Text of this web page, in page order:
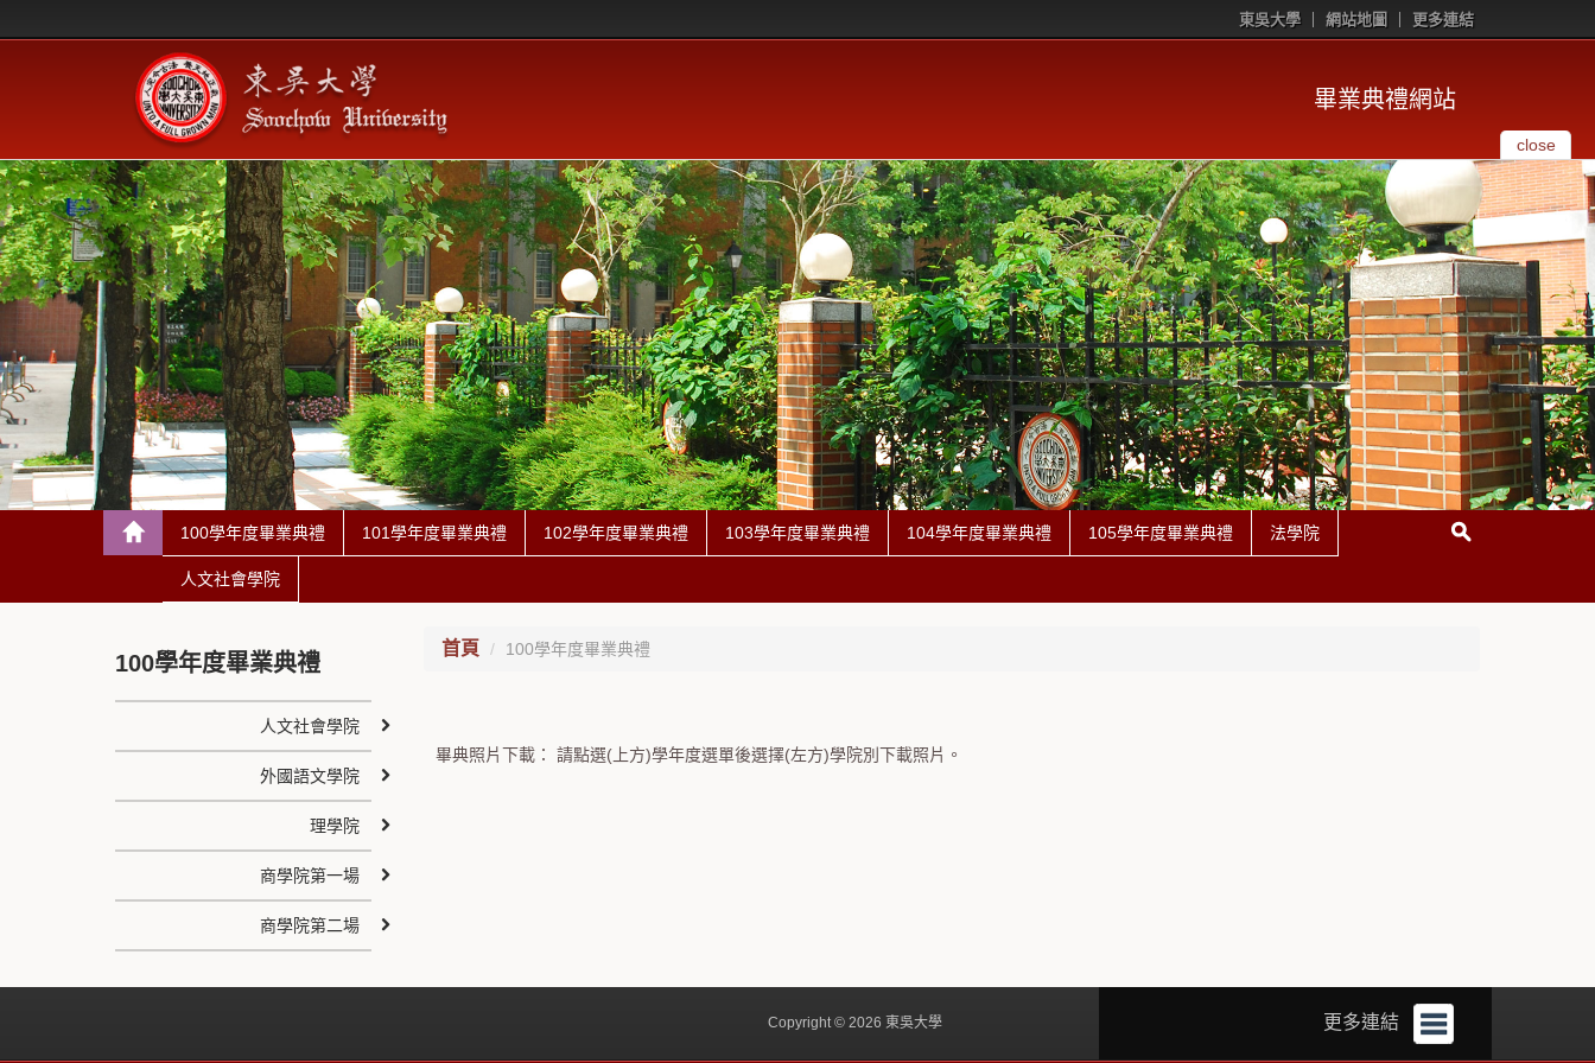
東吳大學 網站地圖 更多連結
畢業典禮網站
close
100學年度畢業典禮 101學年度畢業典禮 102學年度畢業典禮 103學年度畢業典禮 104學年度畢業典禮 105學年度畢業典禮 法學院
人文社會學院
首頁 100學年度畢業典禮
畢典照片下載： 請點選(上方)學年度選單後選擇(左方)學院別下載照片。
100學年度畢業典禮
人文社會學院
外國語文學院
理學院
商學院第一場
商學院第二場
更多連結
Copyright © 2026 東吳大學